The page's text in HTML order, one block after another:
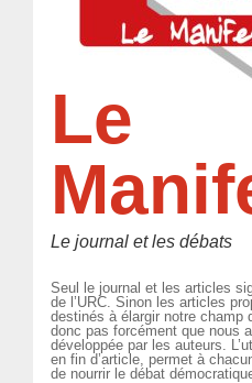
Le
Le journal et les débats
Seul le journal et les articles
de l’URC. Sinon les articles
destinés à élargir notre champ
donc pas forcément que nous
développée par les auteurs.
en fin d’article, permet à
de nourrir le débat